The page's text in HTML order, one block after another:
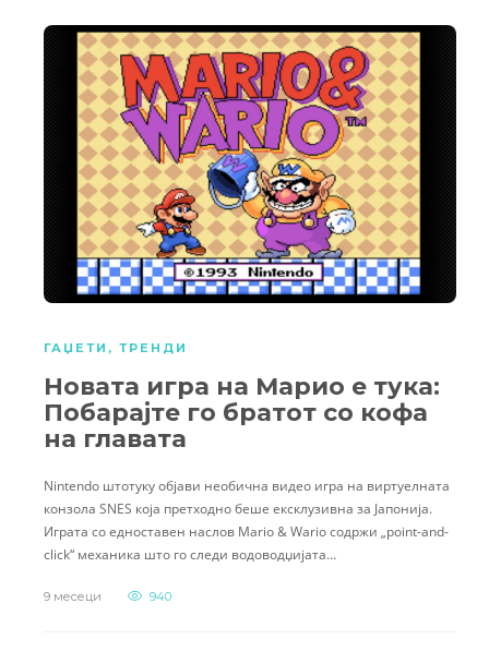
ГАЏЕТИ , ТРЕНДИ
Новата игра на Марио е тука:
Побарајте го братот со кофа
на главата
Nintendo штотуку објави необична видео игра на виртуелната
конзола SNES која претходно беше ексклузивна за Јапонија.
Играта со едноставен наслов Mario & Wario содржи „point-and-
click“ механика што го следи водоводџијата…
9 месеци 940